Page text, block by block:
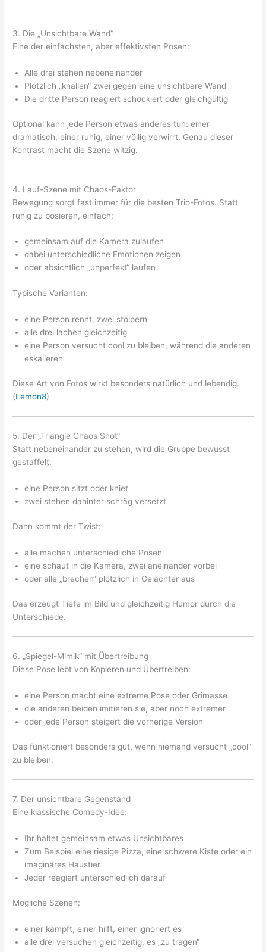
3. Die „Unsichtbare Wand“
Eine der einfachsten, aber effektivsten Posen:
Alle drei stehen nebeneinander
Plötzlich „knallen“ zwei gegen eine unsichtbare Wand
Die dritte Person reagiert schockiert oder gleichgültig
Optional kann jede Person etwas anderes tun: einer
dramatisch, einer ruhig, einer völlig verwirrt. Genau dieser
Kontrast macht die Szene witzig.
4. Lauf-Szene mit Chaos-Faktor
Bewegung sorgt fast immer für die besten Trio-Fotos. Statt
ruhig zu posieren, einfach:
gemeinsam auf die Kamera zulaufen
dabei unterschiedliche Emotionen zeigen
oder absichtlich „unperfekt“ laufen
Typische Varianten:
eine Person rennt, zwei stolpern
alle drei lachen gleichzeitig
eine Person versucht cool zu bleiben, während die anderen
eskalieren
Diese Art von Fotos wirkt besonders natürlich und lebendig.
(Lemon8)
5. Der „Triangle Chaos Shot“
Statt nebeneinander zu stehen, wird die Gruppe bewusst
gestaffelt:
eine Person sitzt oder kniet
zwei stehen dahinter schräg versetzt
Dann kommt der Twist:
alle machen unterschiedliche Posen
eine schaut in die Kamera, zwei aneinander vorbei
oder alle „brechen“ plötzlich in Gelächter aus
Das erzeugt Tiefe im Bild und gleichzeitig Humor durch die
Unterschiede.
6. „Spiegel-Mimik“ mit Übertreibung
Diese Pose lebt von Kopieren und Übertreiben:
eine Person macht eine extreme Pose oder Grimasse
die anderen beiden imitieren sie, aber noch extremer
oder jede Person steigert die vorherige Version
Das funktioniert besonders gut, wenn niemand versucht „cool“
zu bleiben.
7. Der unsichtbare Gegenstand
Eine klassische Comedy-Idee:
Ihr haltet gemeinsam etwas Unsichtbares
Zum Beispiel eine riesige Pizza, eine schwere Kiste oder ein
imaginäres Haustier
Jeder reagiert unterschiedlich darauf
Mögliche Szenen:
einer kämpft, einer hilft, einer ignoriert es
alle drei versuchen gleichzeitig, es „zu tragen“